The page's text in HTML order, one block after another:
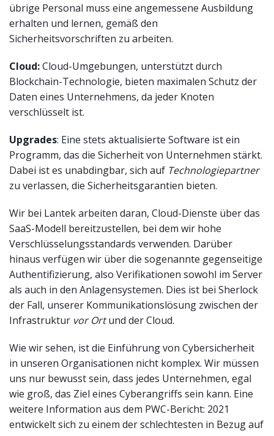
übrige Personal muss eine angemessene Ausbildung
erhalten und lernen, gemäß den
Sicherheitsvorschriften zu arbeiten.
Cloud:Cloud-Umgebungen, unterstützt durch
Blockchain-Technologie, bieten maximalen Schutz der
Daten eines Unternehmens, da jeder Knoten
verschlüsselt ist.
Upgrades: Eine stets aktualisierte Software ist ein
Programm, das die Sicherheit von Unternehmen stärkt.
Dabei ist es unabdingbar, sich auf Technologiepartner
zu verlassen, die Sicherheitsgarantien bieten.
Wir bei Lantek arbeiten daran, Cloud-Dienste über das
SaaS-Modell bereitzustellen, bei dem wir hohe
Verschlüsselungsstandards verwenden. Darüber
hinaus verfügen wir über die sogenannte gegenseitige
Authentifizierung, also Verifikationen sowohl im Server
als auch in den Anlagensystemen. Dies ist bei Sherlock
der Fall, unserer Kommunikationslösung zwischen der
Infrastruktur vor Ortund der Cloud.
Wie wir sehen, ist die Einführung von Cybersicherheit
in unseren Organisationen nicht komplex. Wir müssen
uns nur bewusst sein, dass jedes Unternehmen, egal
wie groß, das Ziel eines Cyberangriffs sein kann. Eine
weitere Information aus dem PWC-Bericht: 2021
entwickelt sich zu einem der schlechtesten in Bezug auf